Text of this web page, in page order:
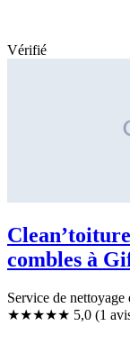
Vérifié
combles à
Service de nettoyage
★★★★★ 5,0 (1